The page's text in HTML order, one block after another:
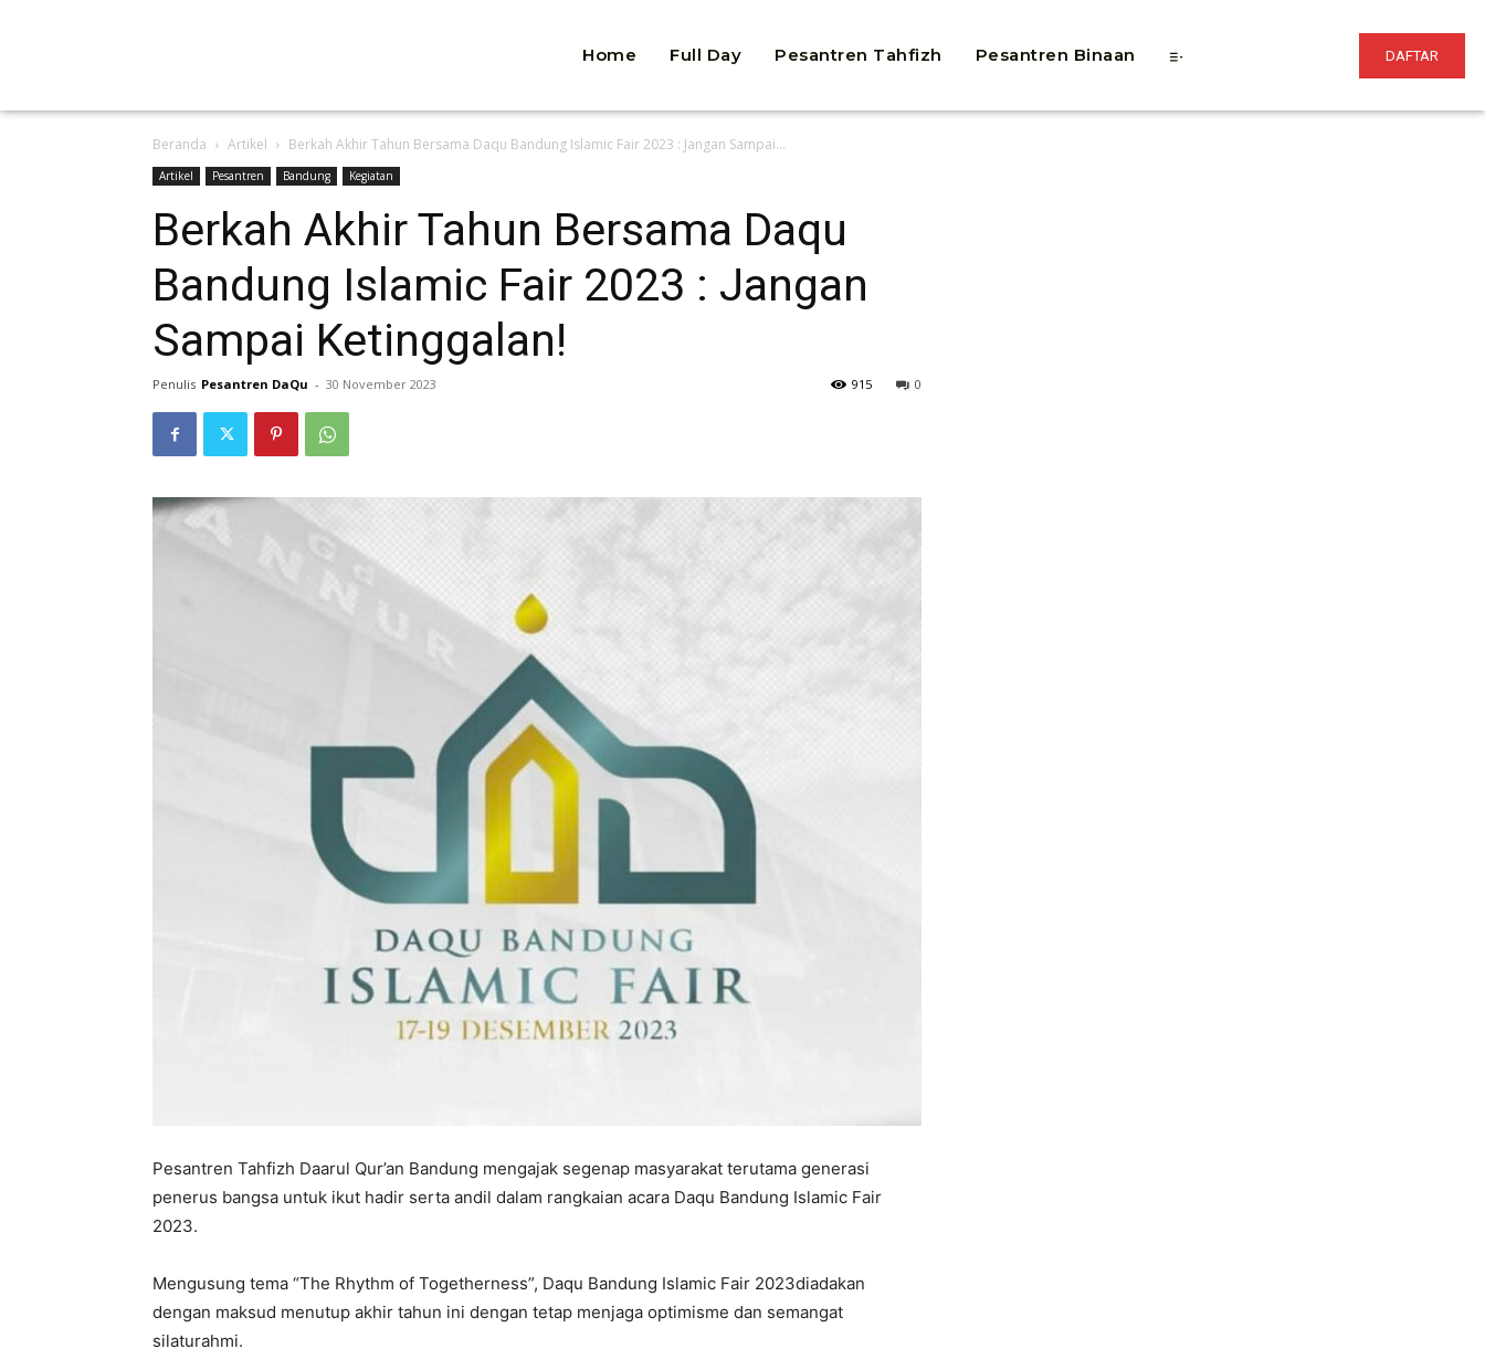
Home Full Day Pesantren Tahfizh Pesantren Binaan DAFTAR
Beranda Artikel Berkah Akhir Tahun Bersama Daqu Bandung Islamic Fair 2023 : Jangan Sampai...
Artikel Pesantren Bandung Kegiatan
Berkah Akhir Tahun Bersama Daqu
Bandung Islamic Fair 2023 : Jangan
Sampai Ketinggalan!
Penulis Pesantren DaQu - 30 November 2023 0
915
Pesantren Tahfizh Daarul Qur’an Bandung mengajak segenap masyarakat terutama generasi
penerus bangsa untuk ikut hadir serta andil dalam rangkaian acara Daqu Bandung Islamic Fair
2023.
Mengusung tema “The Rhythm of Togetherness”, Daqu Bandung Islamic Fair 2023diadakan
dengan maksud menutup akhir tahun ini dengan tetap menjaga optimisme dan semangat
silaturahmi.